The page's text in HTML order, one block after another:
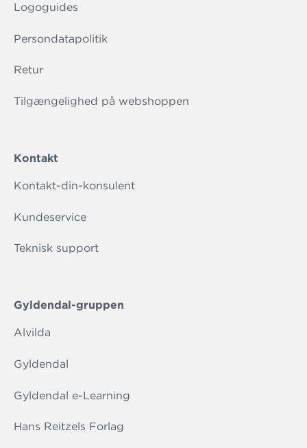
Logoguides
Persondatapolitik
Retur
Tilgængelighed på webshoppen
Kontakt
Kontakt-din-konsulent
Kundeservice
Teknisk support
Gyldendal-gruppen
Alvilda
Gyldendal
Gyldendal e-Learning
Hans Reitzels Forlag